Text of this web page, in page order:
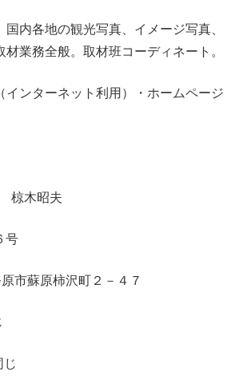
内各地の観光写真、イメージ写真、
業務全般。取材班コーディネート。
ンターネット利用）・ホームページ
椋木昭夫
号
市蘇原柿沢町２－４７